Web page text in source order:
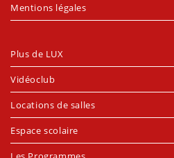
Mentions légales
Plus de LUX
Vidéoclub
Locations de salles
Espace scolaire